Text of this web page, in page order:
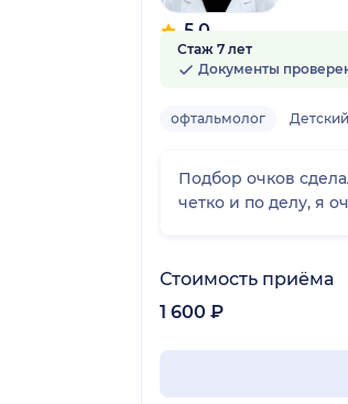
5.0
2 отзыва
Стаж 7 лет
Документы
офтальмолог Детский
Подбор очков
четко и по делу, я
Стоимость приёма
1 600 ₽